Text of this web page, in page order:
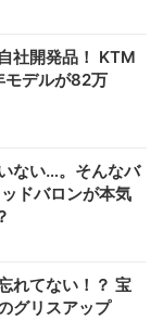
社開発品！ KTM
デルが82万
ない…。そんなバ
ドバロンが本気
れてない！？ 宝
グリスアップ